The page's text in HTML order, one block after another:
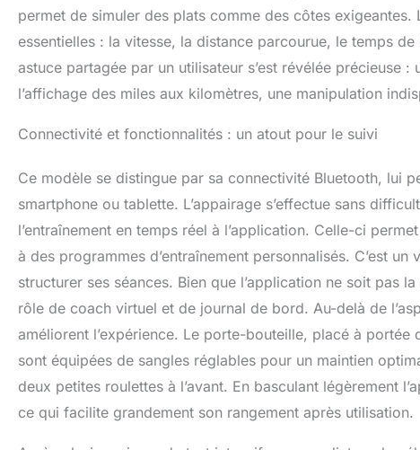
permet de simuler des plats comme des côtes
essentielles : la vitesse, la distance parcourue, le temps
astuce partagée par un utilisateur s’est révélée précieuse
l’affichage des miles aux kilomètres, une manipulation
Connectivité et fonctionnalités : un atout pour le suivi
Ce modèle se distingue par sa connectivité Bluetooth, lui
smartphone ou tablette. L’appairage s’effectue sans
l’entraînement en temps réel à l’application. Celle-ci
à des programmes d’entraînement personnalisés. C’est
structurer ses séances. Bien que l’application ne soit pas
rôle de coach virtuel et de journal de bord. Au-delà de
améliorent l’expérience. Le porte-bouteille, placé à
sont équipées de sangles réglables pour un maintien
deux petites roulettes à l’avant. En basculant légèrement
ce qui facilite grandement son rangement après utilisation.